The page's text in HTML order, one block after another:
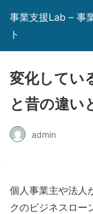
事業支援Lab – 事
ト
変化してい
と昔の違い
admin
個人事業主や法人
クのビジネスロー